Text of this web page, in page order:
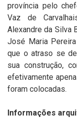
província pelo
Vaz de
Alexandre da Silva
José Maria
que o atraso se
sua construção,
efetivamente
foram colocadas.
Informações